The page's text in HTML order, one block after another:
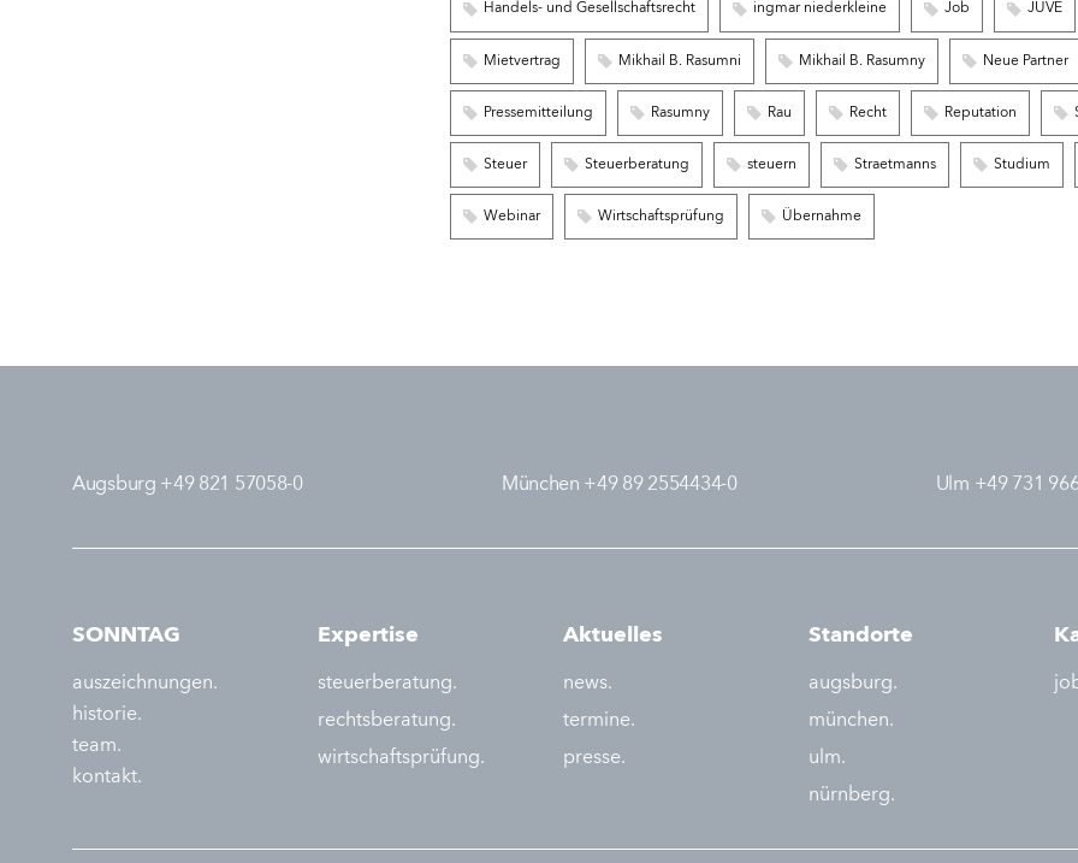
Handels- und Gesellschaftsrecht ingmar niederkleine Job JUVE
Mietvertrag Mikhail B. Rasumni Mikhail B. Rasumny Neue Partner
Pressemitteilung Rasumny Rau Recht Reputation
Steuer Steuerberatung steuern Straetmanns Studium
Webinar Wirtschaftsprüfung Übernahme
Augsburg +49 821 57058-0 München +49 89 2554434-0 Ulm +49 731
SONNTAG
auszeichnungen.
historie.
team.
kontakt.
Expertise
steuerberatung.
rechtsberatung.
wirtschaftsprüfung.
Aktuelles
news.
termine.
presse.
Standorte
augsburg.
münchen.
ulm.
nürnberg.